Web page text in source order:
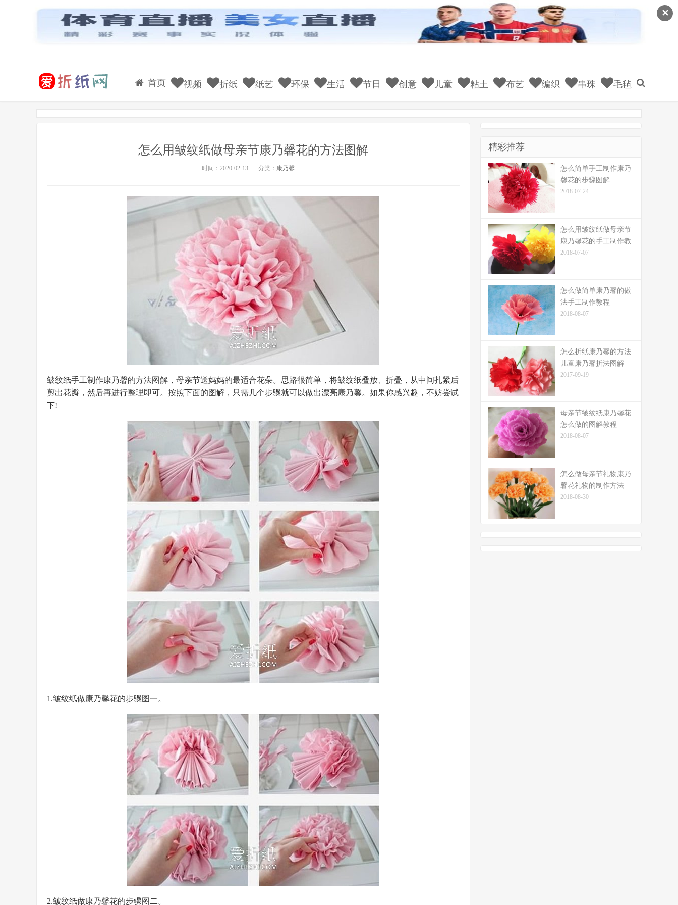
✕
首页 视频 折纸 纸艺 环保 生活 节日 创意 儿童 粘土 布艺 编织 串珠 毛毡
怎么用皱纹纸做母亲节康乃馨花的方法图解
时间：2020-02-13 分类： 康乃馨
皱纹纸手工制作康乃馨的方法图解，母亲节送妈妈的最适合花朵。思路很简单，将皱纹纸叠放、折叠，从中间扎紧后
剪出花瓣，然后再进行整理即可。按照下面的图解，只需几个步骤就可以做出漂亮康乃馨。如果你感兴趣，不妨尝试
下!
1.皱纹纸做康乃馨花的步骤图一。
2.皱纹纸做康乃馨花的步骤图二。
精彩推荐
怎么简单手工制作康乃
馨花的步骤图解
2018-07-24
怎么用皱纹纸做母亲节
康乃馨花的手工制作教
程
2018-07-07
怎么做简单康乃馨的做
法手工制作教程
2018-08-07
怎么折纸康乃馨的方法
儿童康乃馨折法图解
2017-09-19
母亲节皱纹纸康乃馨花
怎么做的图解教程
2018-08-07
怎么做母亲节礼物康乃
馨花礼物的制作方法
2018-08-30